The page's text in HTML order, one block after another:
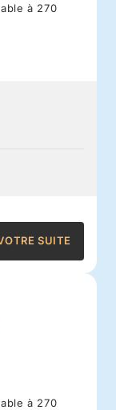
à 270
SUITE
à 270